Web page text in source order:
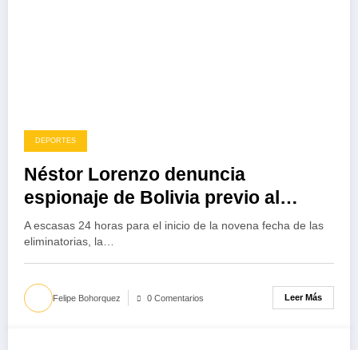
DEPORTES
Néstor Lorenzo denuncia
espionaje de Bolivia previo al
partido
A escasas 24 horas para el inicio de la novena fecha de las
eliminatorias, la…
Felipe Bohorquez 0 Comentarios Leer Más